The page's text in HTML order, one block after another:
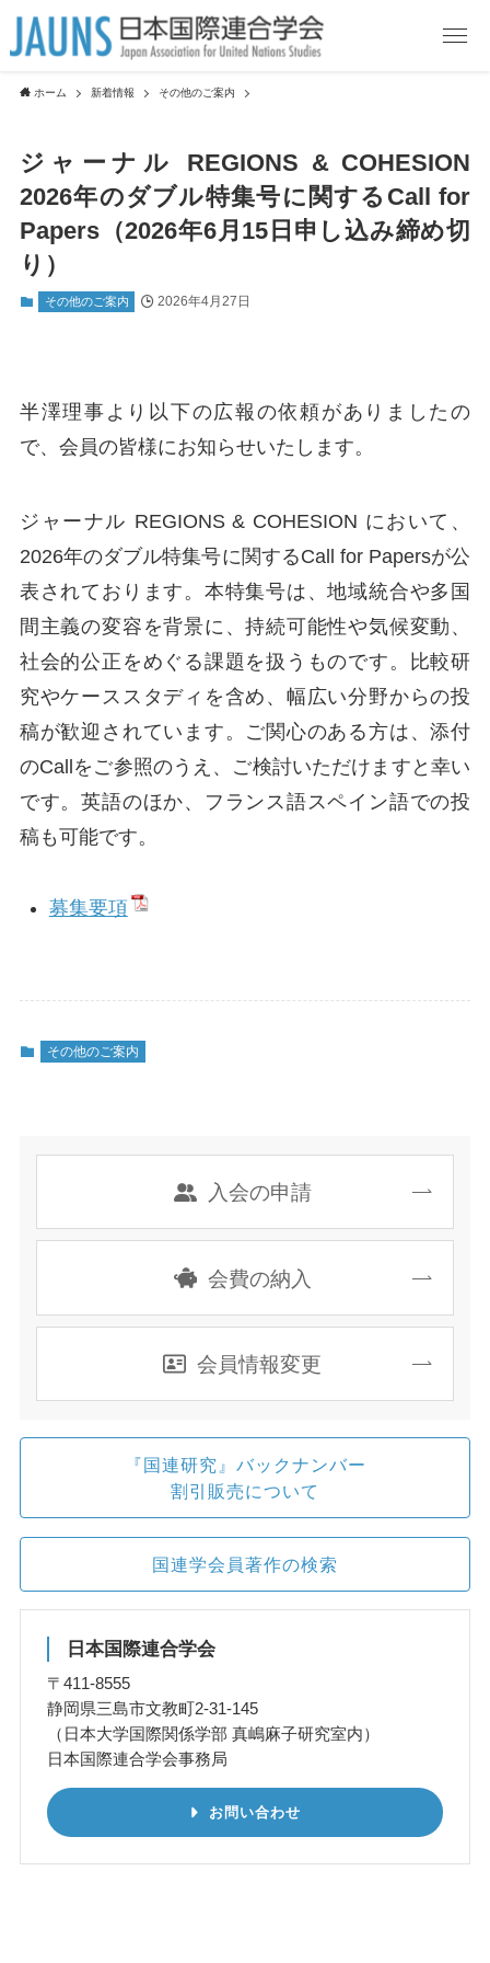
ホーム 新着情報 その他のご案内
ジャーナル REGIONS & COHESION
2026年のダブル特集号に関するCall for
Papers（2026年6月15日申し込み締め切
り）
その他のご案内 2026年4月27日
半澤理事より以下の広報の依頼がありましたの
で、会員の皆様にお知らせいたします。
ジャーナル REGIONS & COHESION において、
2026年のダブル特集号に関するCall for Papersが公
表されております。本特集号は、地域統合や多国
間主義の変容を背景に、持続可能性や気候変動、
社会的公正をめぐる課題を扱うものです。比較研
究やケーススタディを含め、幅広い分野からの投
稿が歓迎されています。ご関心のある方は、添付
のCallをご参照のうえ、ご検討いただけますと幸い
です。英語のほか、フランス語スペイン語での投
稿も可能です。
募集要項
その他のご案内
入会の申請
会費の納入
会員情報変更
『国連研究』バックナンバー
割引販売について
国連学会員著作の検索
日本国際連合学会
〒411-8555
静岡県三島市文教町2-31-145
（日本大学国際関係学部 真嶋麻子研究室内）
日本国際連合学会事務局
お問い合わせ